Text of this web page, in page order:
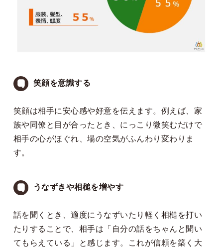
笑顔を意識する
笑顔は相手に安心感や好意を伝えます。例えば、家
族や同僚と目が合ったとき、にっこり微笑むだけで
相手の心がほぐれ、場の空気がふんわり変わりま
す。
うなずきや相槌を増やす
話を聞くとき、適度にうなずいたり軽く相槌を打い
たりすることで、相手は「自分の話をちゃんと聞い
てもらえている」と感じます。これが信頼を築く大